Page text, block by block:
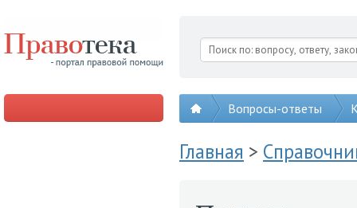
Вопросы-ответы
Главная >